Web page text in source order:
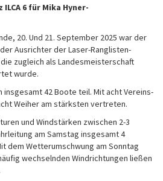
ILCA 6 für Mika Hyner-
20. Und 21. September 2025 war der
Ausrichter der Laser-Ranglisten-
die zugleich als Landesmeisterschaft
wurde.
insgesamt 42 Boote teil. Mit acht Vereins-
Weiher am stärksten vertreten.
und Windstärken zwischen 2-3
am Samstag insgesamt 4
dem Wetterumschwung am Sonntag
wechselnden Windrichtungen ließen